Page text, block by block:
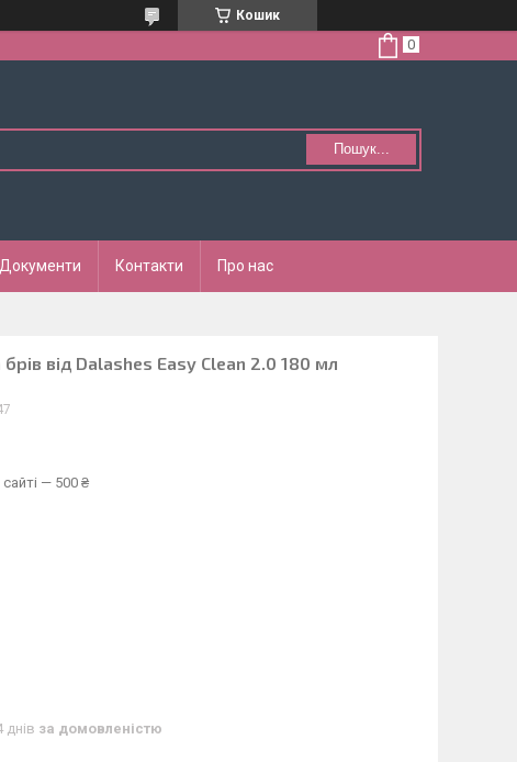
Кошик
Пошук...
Документи Контакти Про нас
від Dalashes Easy Clean 2.0 180 мл
— 500 ₴
днів за домовленістю